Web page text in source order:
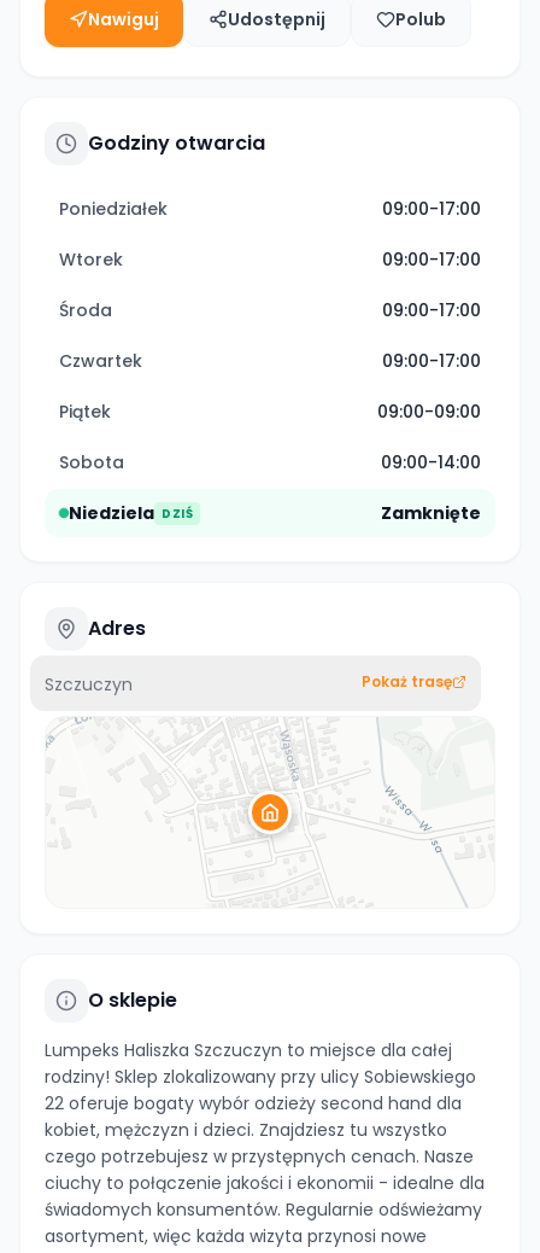
Nawiguj Udostępnij Polub
Godziny otwarcia
Poniedziałek 09:00-17:00
Wtorek 09:00-17:00
Środa 09:00-17:00
Czwartek 09:00-17:00
Piątek 09:00-09:00
Sobota 09:00-14:00
Niedziela DZIŚ Zamknięte
Adres
Szczuczyn Pokaż trasę
O sklepie
Lumpeks Haliszka Szczuczyn to miejsce dla całej
rodziny! Sklep zlokalizowany przy ulicy Sobiewskiego
22 oferuje bogaty wybór odzieży second hand dla
kobiet, mężczyzn i dzieci. Znajdziesz tu wszystko
czego potrzebujesz w przystępnych cenach. Nasze
ciuchy to połączenie jakości i ekonomii - idealne dla
świadomych konsumentów. Regularnie odświeżamy
asortyment, więc każda wizyta przynosi nowe